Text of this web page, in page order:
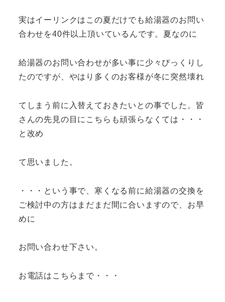
実はイーリンクはこの夏だけでも給湯器のお問い
合わせを40件以上頂いているんです。夏なのに
給湯器のお問い合わせが多い事に少々びっくりし
たのですが、やはり多くのお客様が冬に突然壊れ
てしまう前に入替えておきたいとの事でした。皆
さんの先見の目にこちらも頑張らなくては・・・
と改め
て思いました。
・・・という事で、寒くなる前に給湯器の交換を
ご検討中の方はまだまだ間に合いますので、お早
めに
お問い合わせ下さい。
お電話はこちらまで・・・